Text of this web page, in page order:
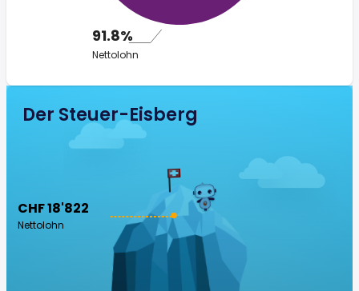
91.8%
Nettolohn
Der Steuer-Eisberg
CHF 18'822
Nettolohn